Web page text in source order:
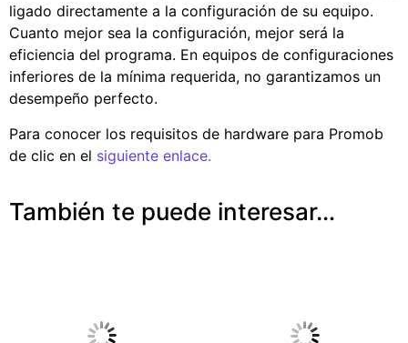
ligado directamente a la configuración de su equipo.
Cuanto mejor sea la configuración, mejor será la
eficiencia del programa. En equipos de configuraciones
inferiores de la mínima requerida, no garantizamos un
desempeño perfecto.
Para conocer los requisitos de hardware para Promob
de clic en el siguiente enlace.
También te puede interesar…